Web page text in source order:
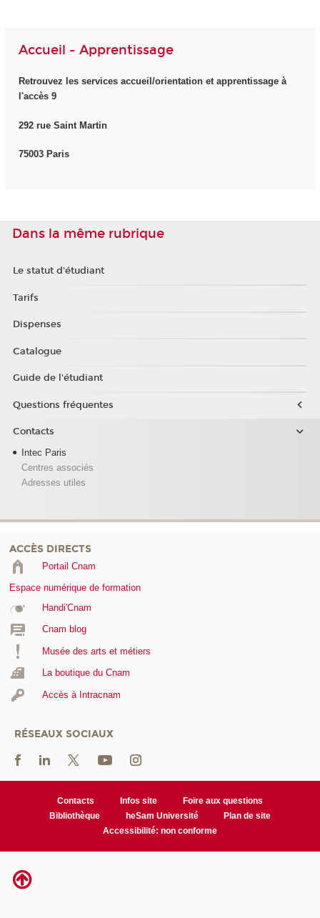
Accueil - Apprentissage
Retrouvez les services accueil/orientation et apprentissage à
l'accès 9
292 rue Saint Martin
75003 Paris
Dans la même rubrique
Le statut d'étudiant
Tarifs
Dispenses
Catalogue
Guide de l'étudiant
Questions fréquentes
Contacts
Intec Paris
Centres associés
Adresses utiles
ACCÈS DIRECTS
Portail Cnam
Espace numérique de formation
Handi'Cnam
Cnam blog
Musée des arts et métiers
La boutique du Cnam
Accès à Intracnam
RÉSEAUX SOCIAUX
Contacts Infos site
Foire aux questions
Bibliothèque
heSam Université
Plan de site
Accessibilité: non conforme